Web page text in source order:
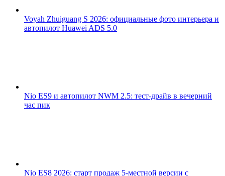
Voyah Zhuiguang S 2026: официальные фото интерьера и
автопилот Huawei ADS 5.0
Nio ES9 и автопилот NWM 2.5: тест-драйв в вечерний
час пик
Nio ES8 2026: старт продаж 5-местной версии с